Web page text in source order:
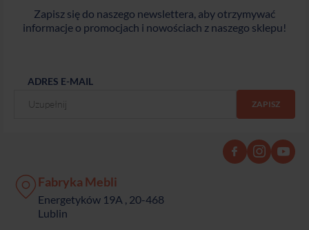
Zapisz się do naszego newslettera, aby otrzymywać
informacje o promocjach i nowościach z naszego sklepu!
ADRES E-MAIL
Fabryka Mebli
Energetyków 19A , 20-468
Lublin